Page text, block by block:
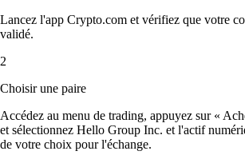
Lancez l'app Crypto.com et vérifiez que votre
validé.
2
Choisir une paire
Accédez au menu de trading, appuyez sur «
et sélectionnez Hello Group Inc. et l'actif
de votre choix pour l'échange.